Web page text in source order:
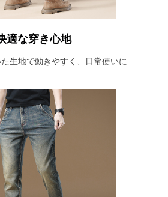
適な穿き心地
生地で動きやすく、日常使いに